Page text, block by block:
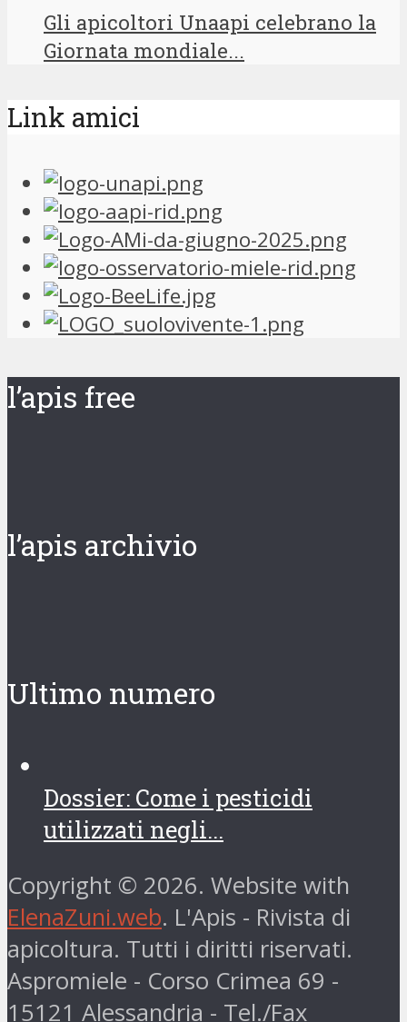
Gli apicoltori Unaapi celebrano la
Giornata mondiale...
Link amici
l’apis free
l’apis archivio
Ultimo numero
Dossier: Come i pesticidi
utilizzati negli...
Copyright © 2026. Website with
ElenaZuni.web. L'Apis - Rivista di
apicoltura. Tutti i diritti riservati.
Aspromiele - Corso Crimea 69 -
15121 Alessandria - Tel./Fax